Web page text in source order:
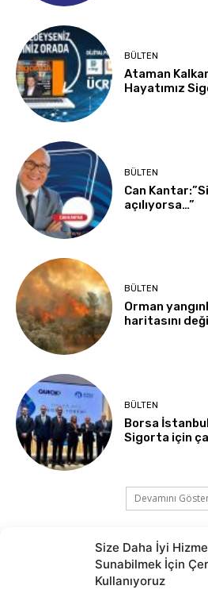
Size Daha İyi
Sunabilmek İçin
Kullanıyoruz
BÜLTEN
Ataman
Hayatımız
BÜLTEN
Can
açılıyorsa…”
BÜLTEN
Orman
haritasını
BÜLTEN
Borsa
Sigorta için
Devamını